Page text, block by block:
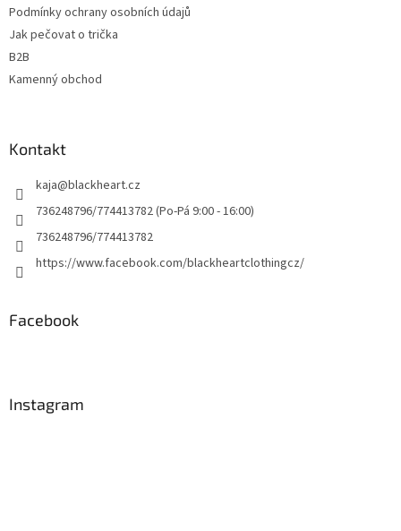
Podmínky ochrany osobních údajů
Jak pečovat o trička
B2B
Kamenný obchod
Kontakt
kaja@blackheart.cz
736248796/774413782 (Po-Pá 9:00 - 16:00)
736248796/774413782
https://www.facebook.com/blackheartclothingcz/
Facebook
Instagram